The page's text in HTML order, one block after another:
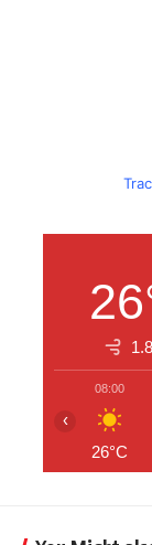
08:00
26°C
‹